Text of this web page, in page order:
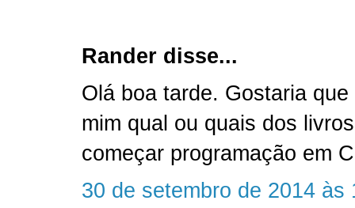
Rander disse...
Olá boa tarde. Gostaria
mim qual ou quais dos
começar programação em
30 de setembro de 2014 às